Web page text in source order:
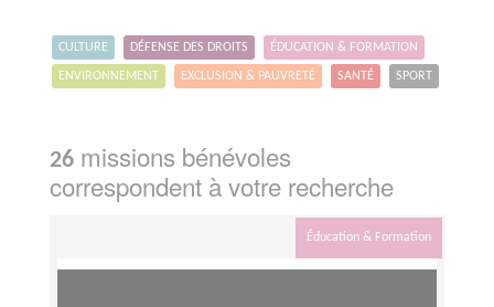
CULTURE DÉFENSE DES DROITS ÉDUCATION & FORMATION
ENVIRONNEMENT EXCLUSION & PAUVRETÉ SANTÉ SPORT
26 missions bénévoles
correspondent à votre recherche
Éducation & Formation